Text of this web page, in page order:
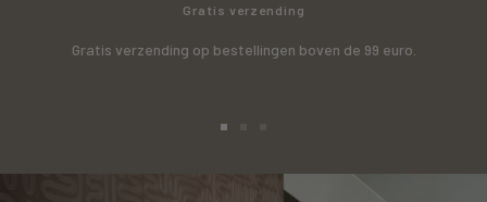
Gratis verzending
Gratis verzending op bestellingen boven de 99 euro.
slide